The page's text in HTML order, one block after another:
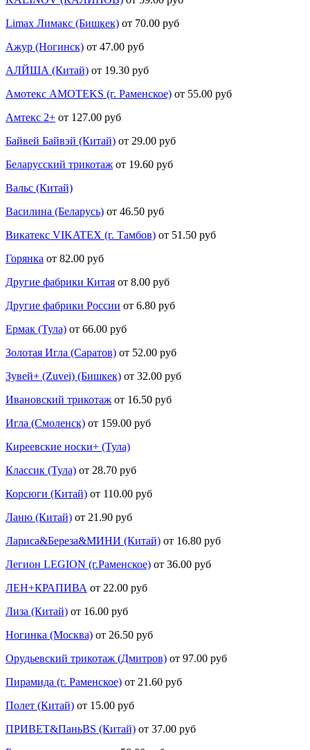
Limax Лимакс (Бишкек) от 70.00 руб
Ажур (Ногинск) от 47.00 руб
АЛЙША (Китай) от 19.30 руб
Амотекс AMOTEKS (г. Раменское) от 55.00 руб
Амтекс 2+ от 127.00 руб
Байвей Байвэй (Китай) от 29.00 руб
Беларусский трикотаж от 19.60 руб
Вальс (Китай)
Василина (Беларусь) от 46.50 руб
Викатекс VIKATEX (г. Тамбов) от 51.50 руб
Горянка от 82.00 руб
Другие фабрики Китая от 8.00 руб
Другие фабрики России от 6.80 руб
Ермак (Тула) от 66.00 руб
Золотая Игла (Саратов) от 52.00 руб
Зувей+ (Zuvei) (Бишкек) от 32.00 руб
Ивановский трикотаж от 16.50 руб
Игла (Смоленск) от 159.00 руб
Киреевские носки+ (Тула)
Классик (Тула) от 28.70 руб
Корсюги (Китай) от 110.00 руб
Ланю (Китай) от 21.90 руб
Лариса&Береза&МИНИ (Китай) от 16.80 руб
Легион LEGION (г.Раменское) от 36.00 руб
ЛЕН+КРАПИВА от 22.00 руб
Лиза (Китай) от 16.00 руб
Ногинка (Москва) от 26.50 руб
Орудьевский трикотаж (Дмитров) от 97.00 руб
Пирамида (г. Раменское) от 21.60 руб
Полет (Китай) от 15.00 руб
ПРИВЕТ&ПаньBS (Китай) от 37.00 руб